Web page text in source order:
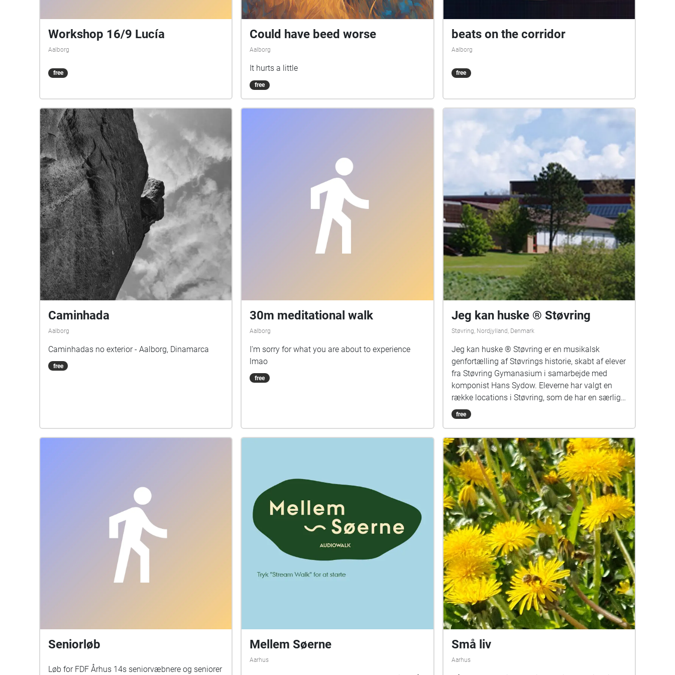
Workshop 16/9 Lucía
Aalborg
free
Could have beed worse
Aalborg
It hurts a little
free
beats on the corridor
Aalborg
free
Caminhada
Aalborg
Caminhadas no exterior - Aalborg, Dinamarca
free
30m meditational walk
Aalborg
I'm sorry for what you are about to experience
lmao
free
Jeg kan huske ® Støvring
Støvring, Nordjylland, Denmark
Jeg kan huske ® Støvring er en musikalsk
genfortælling af Støvrings historie, skabt af elever
fra Støvring Gymanasium i samarbejde med
komponist Hans Sydow. Eleverne har valgt en
række locations i Støvring, som de har en særlig
relation til og kan fortælle deres egen historie om.
Teksterne er korte hverdagserindringer, der alle
mobiltelefon og et sæt hovedtelefoner kan man
gå på opdagelse i parken omkring Støvring
Gymnasium og høre et lydlanskab af 24 korte
historier om og lyde fra byen, et landskab der
folder sig ud mens man går. Jeg kan huske ®
Støvring er finansieret af Statens Kunstfonds
huskunstnerordning.
free
Seniorløb
Løb for FDF Århus 14s seniorvæbnere og seniorer
Mellem Søerne
Aarhus
Små liv
Aarhus